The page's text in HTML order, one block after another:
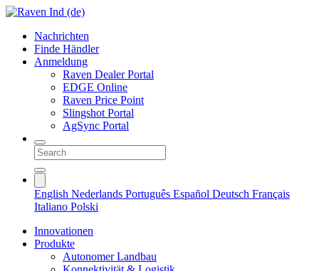
Nachrichten
Finde Händler
Anmeldung
Raven Dealer Portal
EDGE Online
Raven Price Point
Slingshot Portal
AgSync Portal
English Nederlands Português Español Deutsch Français
Italiano Polski
Innovationen
Produkte
Autonomer Landbau